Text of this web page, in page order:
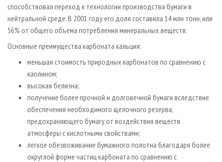
способствовал переход к технологии производства бумаги в
нейтральной среде. В 2001 году его доля составила 14 млн тонн, или
56% от общего объема потребления минеральных веществ.
Основные преимущества карбоната кальция:
меньшая стоимость природных карбонатов по сравнению с
каолином;
высокая белизна;
получение более прочной и долговечной бумаги вследствие
обес­печения необходимого щелочного резерва,
предохраняющего бумагу от воздействия веществ
атмосферы с кислотными свойствами;
легкое обезвоживание бумажного полотна благодаря более
округлой форме частиц карбоната по сравнению с